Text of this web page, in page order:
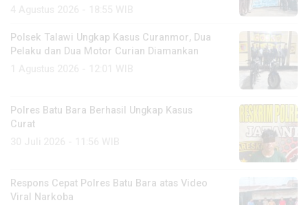
Polsek Talawi Ungkap Kasus Curanmor, Dua
Pelaku dan Dua Motor Curian Diamankan
Polres Batu Bara Berhasil Ungkap Kasus
Curat
Respons Cepat Polres Batu Bara atas Video
Viral Narkoba